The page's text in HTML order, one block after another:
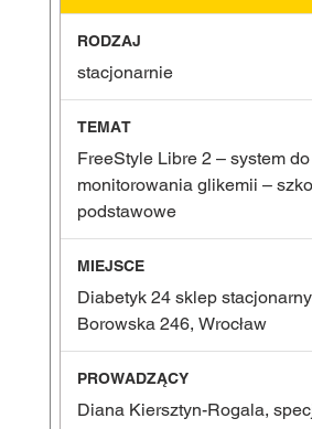
stacjonarnie
FreeStyle Libre 2 – system do
monitorowania glikemii –
podstawowe
Diabetyk 24 sklep
Borowska 246, Wrocław
Diana Kiersztyn-Rogala,